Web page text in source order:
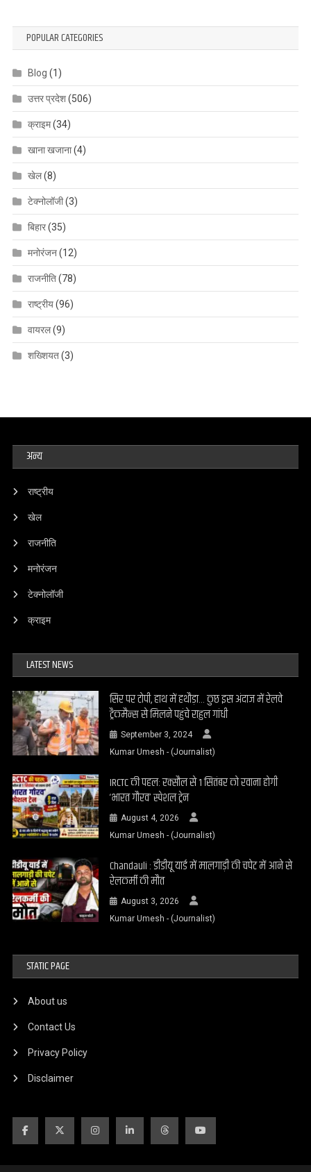
POPULAR CATEGORIES
Blog (1)
उत्तर प्रदेश(506)
क्राइम(34)
खाना खजाना(4)
खेल(8)
टेक्नोलॉजी(3)
बिहार(35)
मनोरंजन(12)
राजनीति(78)
राष्ट्रीय(96)
वायरल(9)
शख्शियत(3)
अन्य
राष्ट्रीय
खेल
राजनीति
मनोरंजन
टेक्नोलॉजी
क्राइम
LATEST NEWS
सिर पर टोपी, हाथ में हथौड़ा… कुछ इस अंदाज में रेलवे
ट्रैकमैन्स से मिलने पहुंचे राहुल गांधी
September 3, 2024
Kumar Umesh - (Journalist)
IRCTC की पहल: रक्सौल से 1 सितंबर को रवाना होगी
‘भारत गौरव’ स्पेशल ट्रेन
August 4, 2026
Kumar Umesh - (Journalist)
Chandauli : डीडीयू यार्ड में मालगाड़ी की चपेट में आने से
रेलकर्मी की मौत
August 3, 2026
Kumar Umesh - (Journalist)
STATIC PAGE
About us
Contact Us
Privacy Policy
Disclaimer